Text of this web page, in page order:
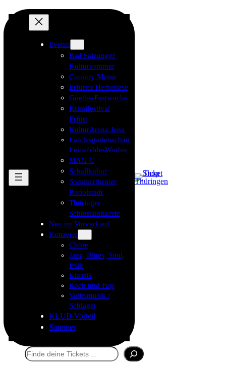
Events
Bad Salzunger
Kultursommer
Country Messe
Erfurter Herbstlese
Goethe-Festwoche
Krimifestival
Erfurt
KulturArena Jena
Landesgartenschau
Leinefelde-Worbis
MAG-C
Schallkultur
Sommertheater
Rudolstadt
Thüringer
Schlosskonzerte
Neu im Vorverkauf
Konzerte
Chöre
Jazz, Blues, Soul,
Folk
Klassik
Rock und Pop
Volksmusik /
Schlager
KLUB-Vorteil
Sommer
Suchen